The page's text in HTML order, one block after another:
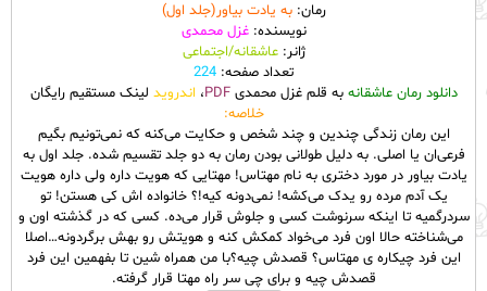
رمان:به یادت بیاور(جلد اول)
نویسنده:غزل محمدی
ژانر:عاشقانه/اجتماعی
تعداد صفحه: 224
دانلود رمان عاشقانه به قلم غزل محمدیPDF، اندروید لینک مستقیم رایگان
خلاصه:
این رمان زندگی چندین و چند شخص و حکایت می‌کنه که نمی‌تونیم بگیم
فرعی‌ان یا اصلی. به دلیل طولانی بودن رمان به دو جلد تقسیم شده. جلد اول به
یادت بیاور در مورد دختری به نام مهتاس! مهتایی که هویت داره ولی داره هویت
یک آدم مرده رو یدک می‌کشه! نمی‌دونه کیه!؟ خانواده اش کی‌ هستن! تو
سردرگمیه تا اینکه سرنوشت کسی و جلوش قرار می‌ده. کسی که در گذشته اون و
می‌شناخته حالا اون فرد می‌خواد کمکش کنه و هویتش رو بهش برگردونه…اصلا
این فرد چیکاره ی مهتاس؟ قصدش چیه؟با من همراه شین تا بفهمین این فرد
قصدش چیه و برای چی سر راه مهتا قرار گرفته.